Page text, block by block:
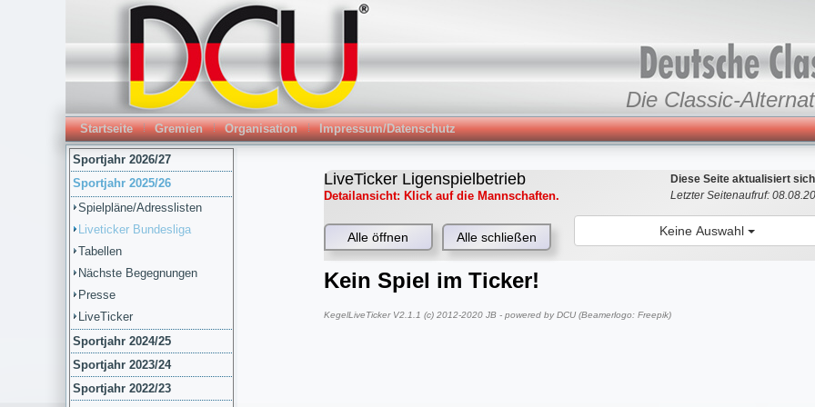
Die Classic-
Startseite Gremien Organisation Impressum/Datenschutz
Sportjahr 2026/27
Sportjahr 2025/26
Spielpläne/Adresslisten
Liveticker Bundesliga
Tabellen
Nächste Begegnungen
Presse
LiveTicker
Sportjahr 2024/25
Sportjahr 2023/24
Sportjahr 2022/23